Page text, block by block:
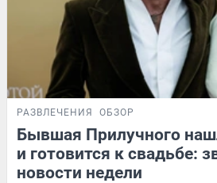
РАЗВЛЕЧЕНИЯ ОБЗОР
Бывшая Прилучного
и готовится к свадьбе:
новости недели